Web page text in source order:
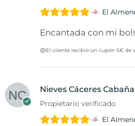
El
Encantada con mi
El cliente recibió un cupón 5€ de
Nieves Cáceres
Propietario verificado
El